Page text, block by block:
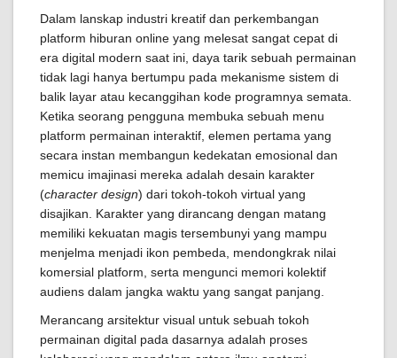
Dalam lanskap industri kreatif dan perkembangan
platform hiburan online yang melesat sangat cepat di
era digital modern saat ini, daya tarik sebuah permainan
tidak lagi hanya bertumpu pada mekanisme sistem di
balik layar atau kecanggihan kode programnya semata.
Ketika seorang pengguna membuka sebuah menu
platform permainan interaktif, elemen pertama yang
secara instan membangun kedekatan emosional dan
memicu imajinasi mereka adalah desain karakter
(character design) dari tokoh-tokoh virtual yang
disajikan. Karakter yang dirancang dengan matang
memiliki kekuatan magis tersembunyi yang mampu
menjelma menjadi ikon pembeda, mendongkrak nilai
komersial platform, serta mengunci memori kolektif
audiens dalam jangka waktu yang sangat panjang.
Merancang arsitektur visual untuk sebuah tokoh
permainan digital pada dasarnya adalah proses